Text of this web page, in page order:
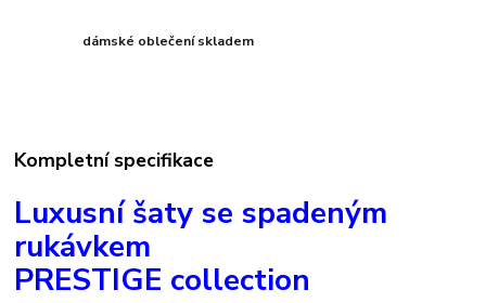
dámské oblečení skladem
Kompletní specifikace
Luxusní šaty se spadeným
rukávkem
PRESTIGE collection